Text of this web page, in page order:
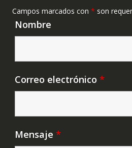
Campos marcados con * son
Nombre
Correo electrónico *
Mensaje *